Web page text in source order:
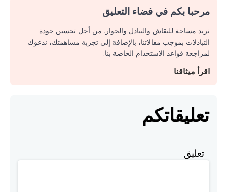
مرحبا بكم في فضاء التعليق
نريد مساحة للنقاش والتبادل والحوار. من أجل تحسين جودة
التبادلات بموجب مقالاتنا، بالإضافة إلى تجربة مساهمتك، ندعوك
لمراجعة قواعد الاستخدام الخاصة بنا.
اقرأ ميثاقنا
تعليقاتكم
تعليق